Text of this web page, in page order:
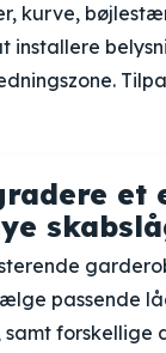
kurve,
installere
et
passende
forskellige